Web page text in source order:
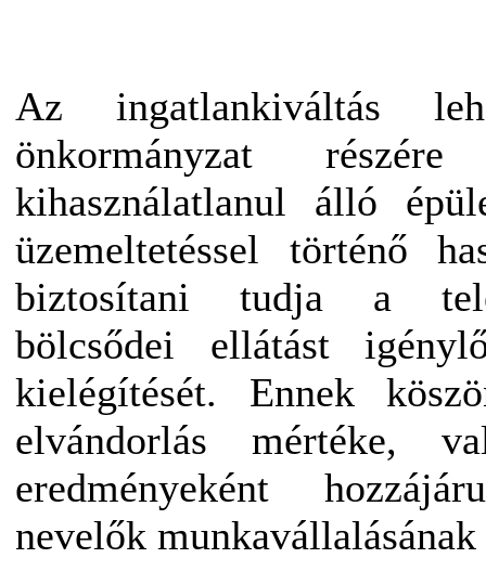
Az ingatlankiváltás
önkormányzat
kihasználatlanul álló
üzemeltetéssel történő
biztosítani tudja a
bölcsődei ellátást
kielégítését. Ennek
elvándorlás mértéke,
eredményeként
nevelők munkavállalásának